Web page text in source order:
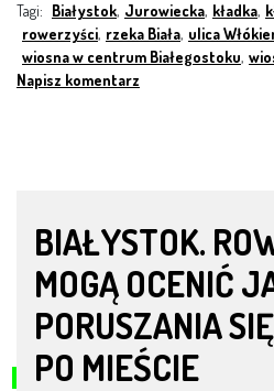
Tagi: Białystok, Jurowiecka, kładka,
rowerzyści, rzeka Biała, ulica
wiosna w centrum Białegostoku,
Napisz komentarz
BIAŁYSTOK.
MOGĄ OCENIĆ
PORUSZANIA
PO MIEŚCIE